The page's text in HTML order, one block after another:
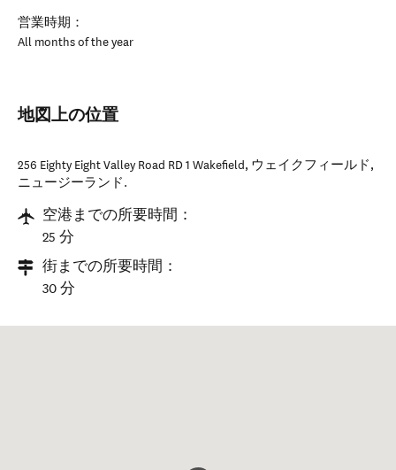
営業時期：
All months of the year
地図上の位置
256 Eighty Eight Valley Road RD 1 Wakefield, ウェイクフィールド,
ニュージーランド.
空港までの所要時間：
25 分
街までの所要時間：
30 分